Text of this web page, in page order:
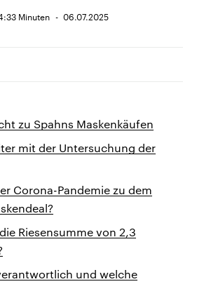
Minuten 06.07.2025
zu Spahns Maskenkäufen
mit der Untersuchung der
Corona-Pandemie zu dem
Riesensumme von 2,3
und welche